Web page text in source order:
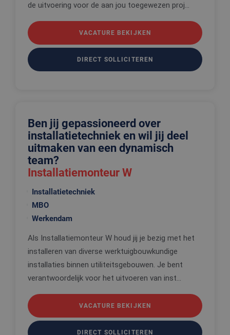
de uitvoering voor de aan jou toegewezen proj...
VACATURE BEKIJKEN
DIRECT SOLLICITEREN
Ben jij gepassioneerd over
installatietechniek en wil jij deel
uitmaken van een dynamisch
team?
Installatiemonteur W
Installatietechniek
MBO
Werkendam
Als Installatiemonteur W houd jij je bezig met het
installeren van diverse werktuigbouwkundige
installaties binnen utiliteitsgebouwen. Je bent
verantwoordelijk voor het uitvoeren van inst...
VACATURE BEKIJKEN
DIRECT SOLLICITEREN